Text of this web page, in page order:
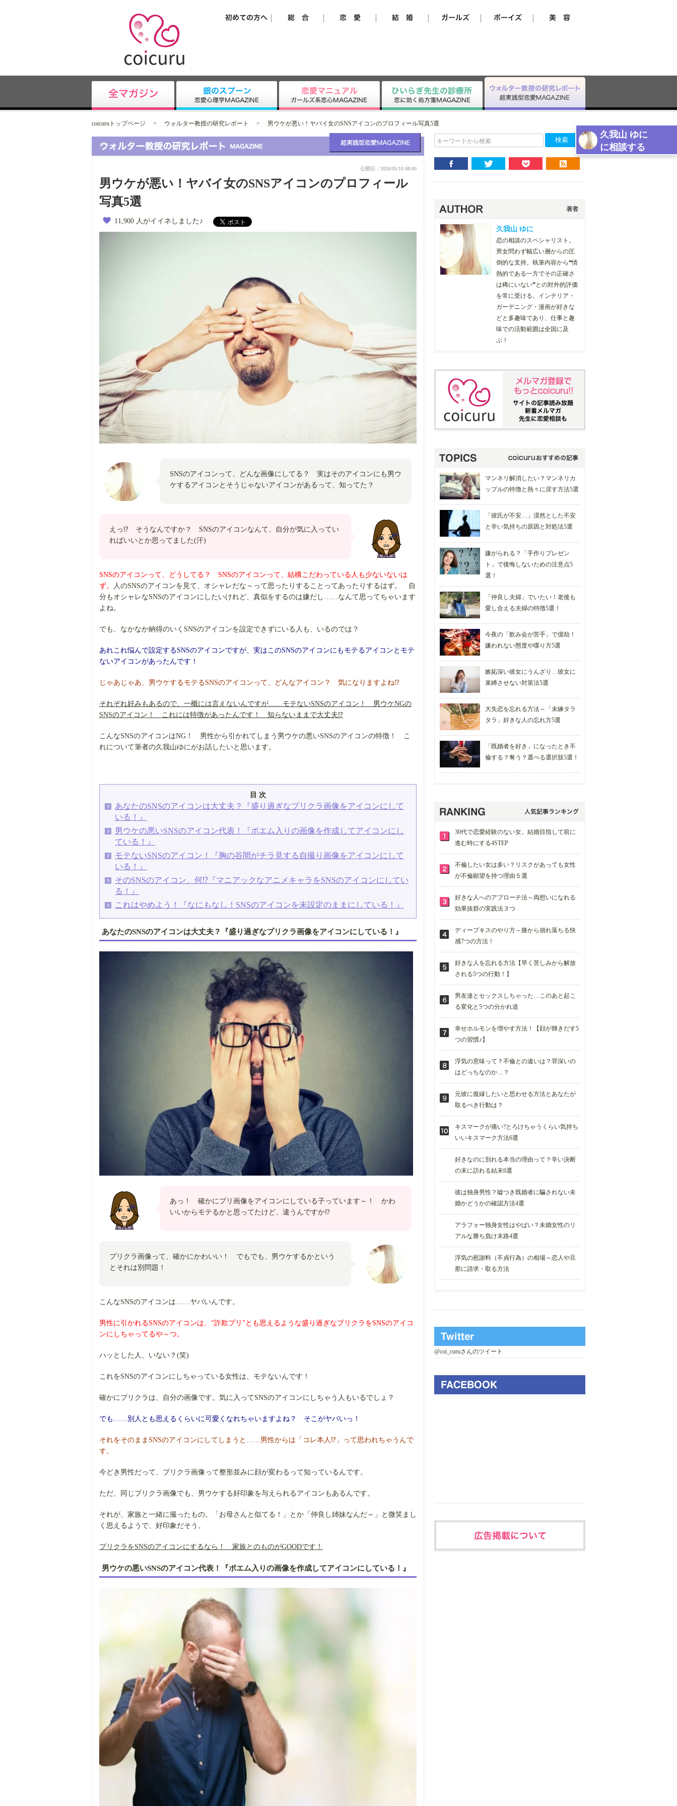
久我山 ゆに
に相談する
coicuruトップページ > ウォルター教授の研究レポート > 男ウケが悪い！ヤバイ女のSNSアイコンのプロフィール写真5選
公開日：2026/05/10 08:00
男ウケが悪い！ヤバイ女のSNSアイコンのプロフィール
写真5選
11,900 人がイイネしました♪
SNSのアイコンって、どんな画像にしてる？ 実はそのアイコンにも男ウ
ケするアイコンとそうじゃないアイコンがあるって、知ってた？
えっ⁉ そうなんですか？ SNSのアイコンなんて、自分が気に入ってい
ればいいとか思ってました(汗)
SNSのアイコンって、どうしてる？ SNSのアイコンって、結構こだわっている人も少ないないは
ず。
人のSNSのアイコンを見て、オシャレだな～って思ったりすることってあったりするはず。 自
分もオシャレなSNSのアイコンにしたいけれど、真似をするのは嫌だし……なんて思ってちゃいます
よね。
でも、なかなか納得のいくSNSのアイコンを設定できずにいる人も、いるのでは？
あれこれ悩んで設定するSNSのアイコンですが、実はこのSNSのアイコンにもモテるアイコンとモテ
ないアイコンがあったんです！
じゃあじゃあ、男ウケするモテるSNSのアイコンって、どんなアイコン？ 気になりますよね⁉
それぞれ好みもあるので、一概には言えないんですが……モテないSNSのアイコン！ 男ウケNGの
SNSのアイコン！ これには特徴があったんです！ 知らないままで大丈夫⁉
こんなSNSのアイコンはNG！ 男性から引かれてしまう男ウケの悪いSNSのアイコンの特徴！ こ
れについて筆者の久我山ゆにがお話したいと思います。
目 次
あなたのSNSのアイコンは大丈夫？『盛り過ぎなプリクラ画像をアイコンにして
いる！』
男ウケの悪いSNSのアイコン代表！『ポエム入りの画像を作成してアイコンにし
ている！』
モテないSNSのアイコン！『胸の谷間がチラ見する自撮り画像をアイコンにして
いる！』
そのSNSのアイコン、何⁉『マニアックなアニメキャラをSNSのアイコンにしてい
る！』
これはやめよう！『なにもなし！SNSのアイコンを未設定のままにしている！』
あなたのSNSのアイコンは大丈夫？『盛り過ぎなプリクラ画像をアイコンにしている！』
あっ！ 確かにプリ画像をアイコンにしている子っています～！ かわ
いいからモテるかと思ってたけど、違うんですか⁉
プリクラ画像って、確かにかわいい！ でもでも、男ウケするかという
とそれは別問題！
こんなSNSのアイコンは……ヤバいんです。
男性に引かれるSNSのアイコンは、“詐欺プリ”とも思えるような盛り過ぎなプリクラをSNSのアイコ
ンにしちゃってるや～つ。
ハッとした人、いない？(笑)
これをSNSのアイコンにしちゃっている女性は、モテないんです！
確かにプリクラは、自分の画像です。気に入ってSNSのアイコンにしちゃう人もいるでしょ？
でも……別人とも思えるくらいに可愛くなれちゃいますよね？ そこがヤバいっ！
それをそのままSNSのアイコンにしてしまうと……男性からは「コレ本人⁉」って思われちゃうんで
す。
今どき男性だって、プリクラ画像って整形並みに顔が変わるって知っているんです。
ただ、同じプリクラ画像でも、男ウケする好印象を与えられるアイコンもあるんです。
それが、家族と一緒に撮ったもの。「お母さんと似てる！」とか「仲良し姉妹なんだ～」と微笑まし
く思えるようで、好印象だそう。
プリクラをSNSのアイコンにするなら！ 家族とのものがGOODです！
男ウケの悪いSNSのアイコン代表！『ポエム入りの画像を作成してアイコンにしている！』
キーワードから検索
久我山 ゆに
恋の相談のスペシャリスト。
男女問わず幅広い層からの圧
倒的な支持。執筆内容から❝情
熱的である一方でその正確さ
は稀にいない❞との対外的評価
を常に受ける。インテリア・
ガーデニング・漫画が好きな
どと多趣味であり、仕事と趣
味での活動範囲は全国に及
ぶ！
マンネリ解消したい？マンネリカ
ップルの特徴と熱々に戻す方法5選
「彼氏が不安…」漠然とした不安
と辛い気持ちの原因と対処法5選
嫌がられる？「手作りプレゼン
ト」で後悔しないための注意点5
選！
「仲良し夫婦」でいたい！老後も
愛し合える夫婦の特徴5選！
今夜の「飲み会が苦手」で億劫！
嫌われない態度や喋り方5選
嫉妬深い彼女にうんざり…彼女に
束縛させない対策法5選
大失恋を忘れる方法～「未練タラ
タラ」好きな人の忘れ方5選
「既婚者を好き」になったとき不
倫する？奪う？選べる選択肢5選！
30代で恋愛経験のない女。結婚目指して前に
進む時にする4STEP
不倫したい女は多い？リスクがあっても女性
が不倫願望を持つ理由５選
好きな人へのアプローチ法～両想いになれる
効果抜群の実践法３つ
ディープキスのやり方～膝から崩れ落ちる快
感7つの方法！
好きな人を忘れる方法【早く苦しみから解放
される5つの行動！】
男友達とセックスしちゃった…このあと起こ
る変化と5つの分かれ道
幸せホルモンを増やす方法！【顔が輝きだす5
つの習慣♪】
浮気の意味って？不倫との違いは？罪深いの
はどっちなのか…？
元彼に復縁したいと思わせる方法とあなたが
取るべき行動は？
キスマークが痛い?とろけちゃうくらい気持ち
いいキスマーク方法6選
好きなのに別れる本当の理由って？辛い決断
の末に訪れる結末6選
彼は独身男性？嘘つき既婚者に騙されない未
婚かどうかの確認方法4選
アラフォー独身女性はやばい？未婚女性のリ
アルな勝ち負け末路4選
浮気の慰謝料（不貞行為）の相場～恋人や旦
那に請求・取る方法
@coi_curuさんのツイート